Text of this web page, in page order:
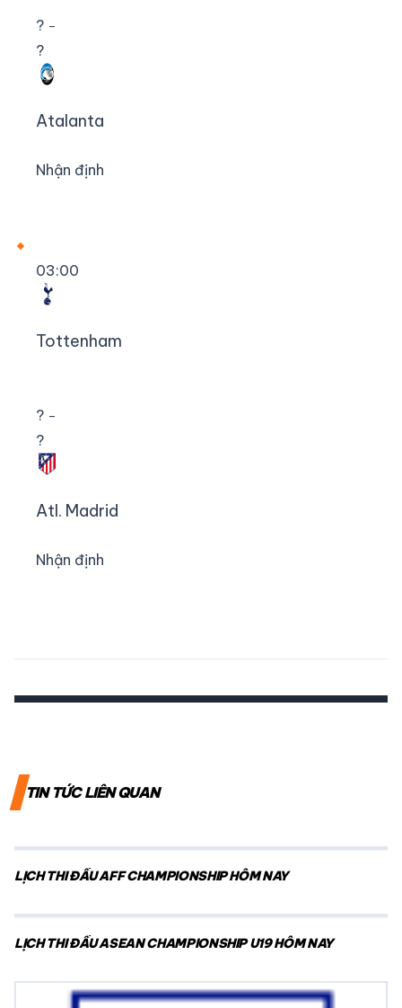
? –
?
Atalanta
Nhận định
03:00
Tottenham
? –
?
Atl. Madrid
Nhận định
TIN TỨC LIÊN QUAN
LỊCH THI ĐẤU AFF CHAMPIONSHIP HÔM NAY
LỊCH THI ĐẤU ASEAN CHAMPIONSHIP U19 HÔM NAY